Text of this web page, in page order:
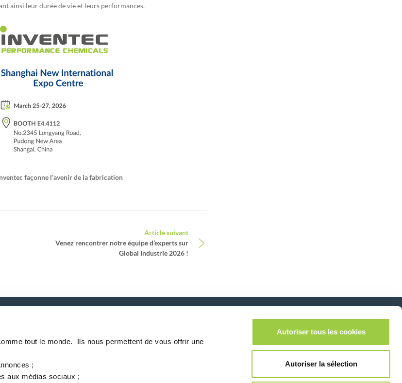
tout le monde. ​ Ils nous permettent de vous offrir une
;​
aux médias sociaux ;
Autoriser tous les cookies
Autoriser la sélection
ainsi leur durée de vie et leurs performances.
façonne l’avenir de la fabrication
Article suivant
Venez rencontrer notre équipe d’experts sur
Global Industrie 2026 !
Suivez-nous sur: